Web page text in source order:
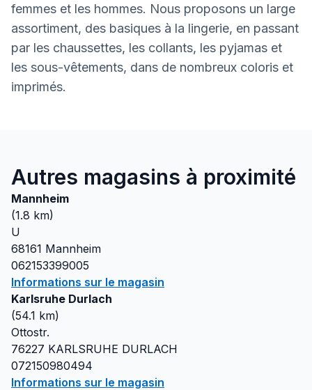
femmes et les hommes. Nous proposons un large
assortiment, des basiques à la lingerie, en passant
par les chaussettes, les collants, les pyjamas et
les sous-vêtements, dans de nombreux coloris et
imprimés.
Autres magasins à proximité
Mannheim
(1.8 km)
U
68161 Mannheim
062153399005
Informations sur le magasin
Karlsruhe Durlach
(54.1 km)
Ottostr.
76227 KARLSRUHE DURLACH
072150980494
Informations sur le magasin